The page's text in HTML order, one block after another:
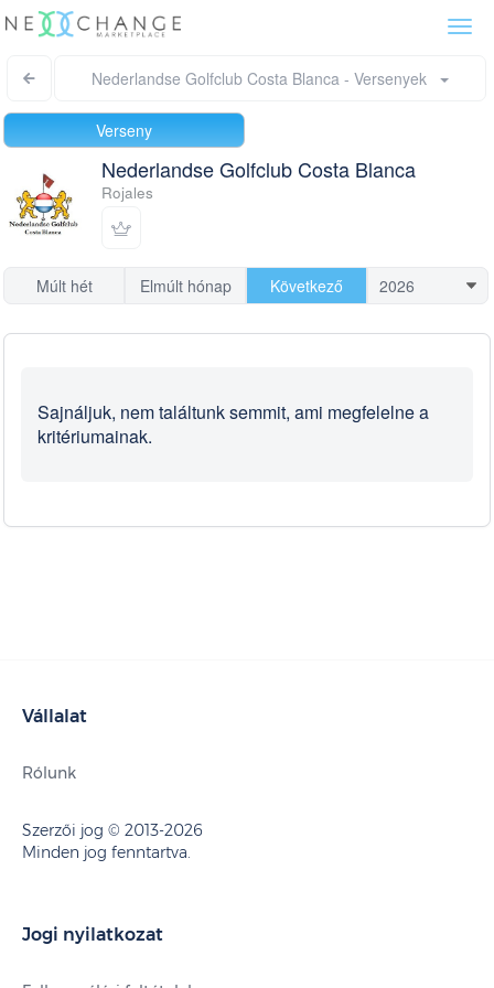
Nederlandse Golfclub Costa Blanca - Versenyek
Verseny
Nederlandse Golfclub Costa Blanca
Rojales
Múlt hét Elmúlt hónap Következő
Sajnáljuk, nem találtunk semmit, ami megfelelne a
kritériumainak.
Vállalat
Rólunk
Szerzői jog © 2013-2026
Minden jog fenntartva.
Jogi nyilatkozat